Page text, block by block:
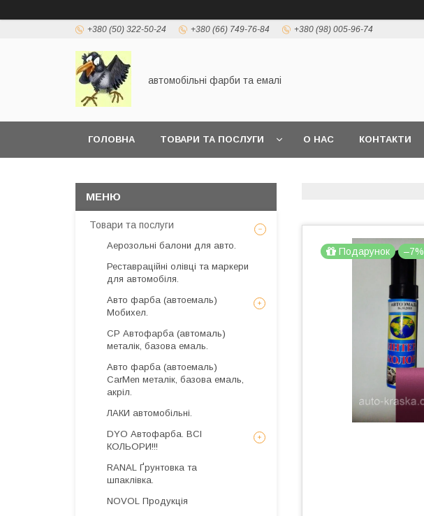
+380 (50) 322-50-24 +380 (66) 749-76-84 +380 (98) 005-96-74
автомобільні фарби та емалі
ГОЛОВНА ТОВАРИ ТА ПОСЛУГИ О НАС КОНТАКТИ
Подарунок –7%
Товари та послуги
Аерозольні балони для авто.
Реставраційні олівці та маркери
для автомобіля.
Авто фарба (автоемаль)
Мобихел.
CP Автофарба (автомаль)
металік, базова емаль.
Авто фарба (автоемаль)
CarMen металік, базова емаль,
акріл.
ЛАКИ автомобільні.
DYO Автофарба. ВСІ
КОЛЬОРИ!!!
RANAL Ґрунтовка та
шпаклівка.
NOVOL Продукція